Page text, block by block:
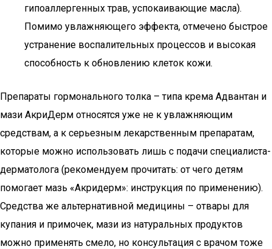
гипоаллергенных трав, успокаивающие масла).
Помимо увлажняющего эффекта, отмечено быстрое
устранение воспалительных процессов и высокая
способность к обновлению клеток кожи.
Препараты гормонального толка – типа крема Адвантан и
мази АкриДерм относятся уже не к увлажняющим
средствам, а к серьезным лекарственным препаратам,
которые можно использовать лишь с подачи специалиста-
дерматолога (рекомендуем прочитать: от чего детям
помогает мазь «Акридерм»: инструкция по применению).
Средства же альтернативной медицины – отвары для
купания и примочек, мази из натуральных продуктов
можно применять смело, но консультация с врачом тоже